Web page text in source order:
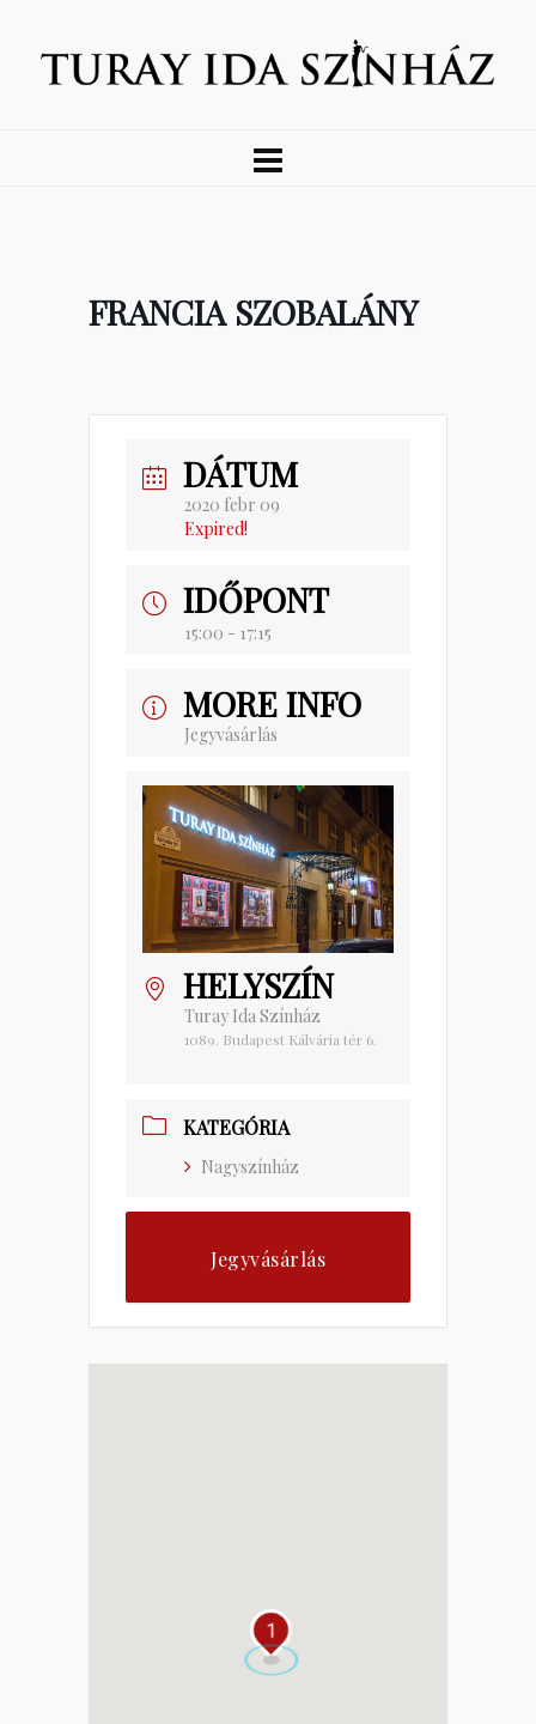
FRANCIA SZOBALÁNY
DÁTUM
2020 febr 09
Expired!
IDŐPONT
15:00 - 17:15
MORE INFO
Jegyvásárlás
HELYSZÍN
Turay Ida Színház
1089. Budapest Kálvária tér 6.
KATEGÓRIA
Nagyszínház
Jegyvásárlás
1